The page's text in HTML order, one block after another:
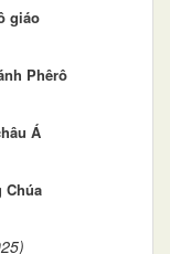
giáo
Phêrô
Á
Chúa